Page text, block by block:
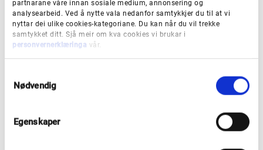
partnarane våre innan sosiale medium, annonsering og
analysearbeid. Ved å nytte vala nedanfor samtykkjer du til at vi
nyttar dei ulike cookies-kategoriane. Du kan når du vil trekke
samtykket ditt. Sjå meir om kva cookies vi brukar i
personvernerklæringa vår.
Nødvendig
Egenskaper
Lær meir om lærlingordninga
læreplass, og kva det betyr å vere lærling?
Les meir